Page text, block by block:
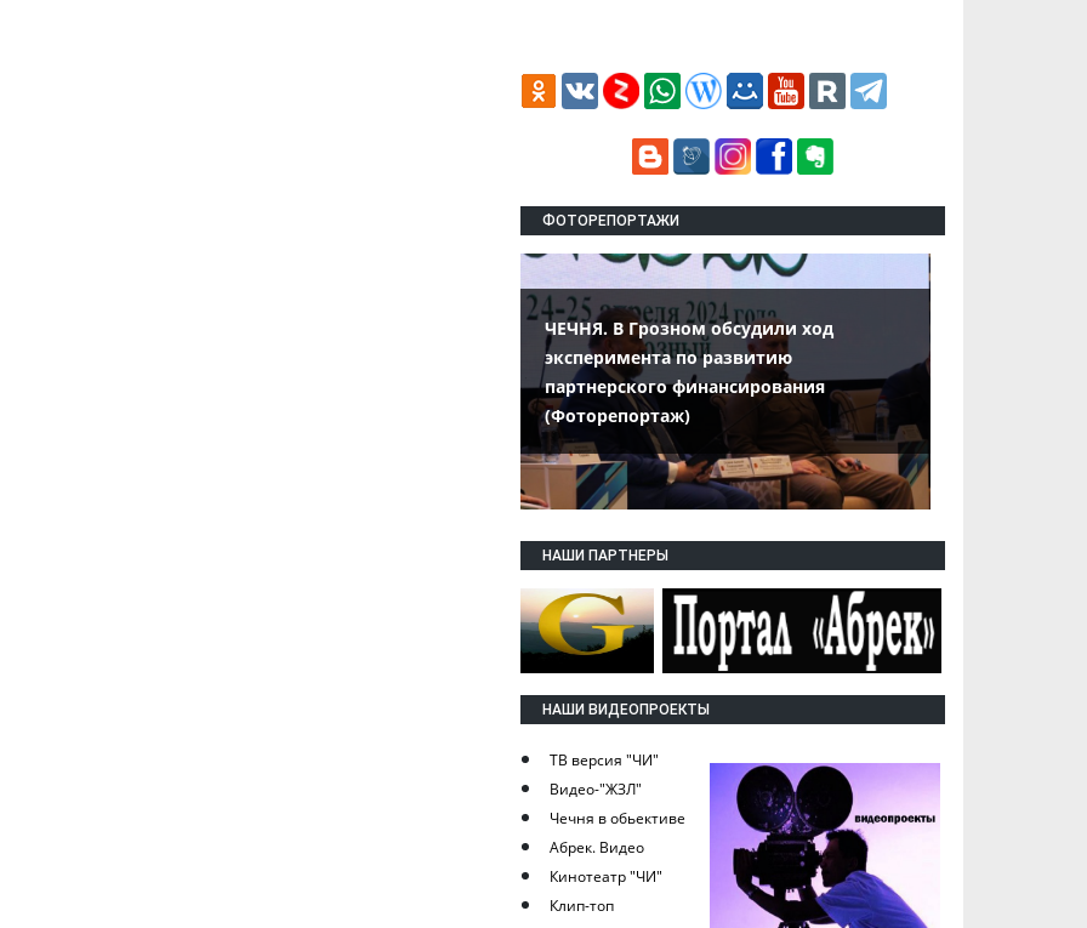
ФОТОРЕПОРТАЖИ
ЧЕЧНЯ. В Грозном обсудили ход
эксперимента по развитию
партнерского финансирования
(Фоторепортаж)
НАШИ ПАРТНЕРЫ
НАШИ ВИДЕОПРОЕКТЫ
ТВ версия "ЧИ"
Видео-"ЖЗЛ"
Чечня в обьективе
Абрек. Видео
Кинотеатр "ЧИ"
Клип-топ